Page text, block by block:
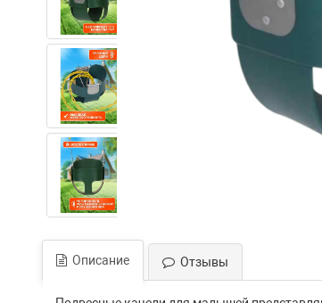
Описание Отзывы